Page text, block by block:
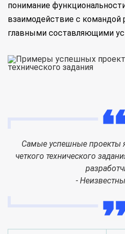
понимание
взаимодействие с командой
главными составляющими
Самые успешные проекты
четкого технического
-